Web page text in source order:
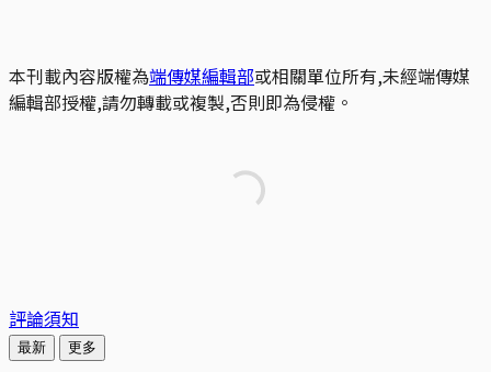
本刊載內容版權為端傳媒編輯部或相關單位所有,未經端傳媒
編輯部授權,請勿轉載或複製,否則即為侵權。
評論須知
最新 更多